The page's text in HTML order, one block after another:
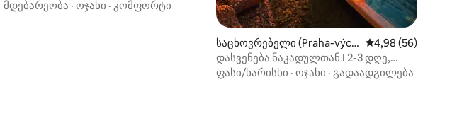
ჰიდრომასაჟიანი აუზი და PS5
მდებარეობა · ოჯახი · კომფორტი
საცხოვრებელი (Praha-vých
od)
საშუალო შეფასებაა
4,98 (56)
დასვენება ნაკადულთან I 2-3 დღე,
როდესაც სრულად დაისვენებთ
ფასი/ხარისხი · ოჯახი · გადაადგილება